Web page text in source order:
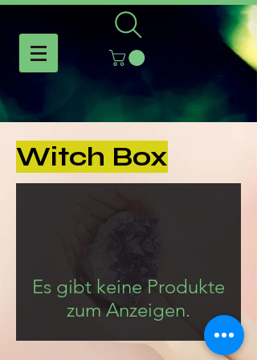
Witch Box
Es gibt keine Produkte
zum Anzeigen.